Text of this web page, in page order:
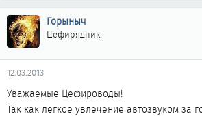
Горыныч
Цефирядник
12.03.2013
Уважаемые Цефироводы!
Так как легкое увлечение автозвуком за